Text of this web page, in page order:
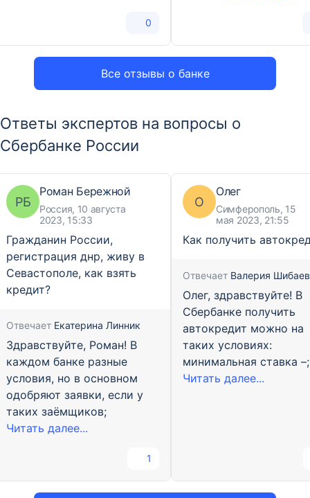
Все отзывы о банке
0
Ответы экспертов на вопросы о
Сбербанке России
РБ
Роман Бережной
Россия, 10 августа
2023, 15:33
Гражданин России,
регистрация днр, живу в
Севастополе, как взять
кредит?
Отвечает Екатерина Линник
Здравствуйте, Роман! В
каждом банке разные
условия, но в основном
одобряют заявки, если у
таких заёмщиков;
Читать далее...
1
О
Олег
Симферополь, 15
мая 2023, 21:55
Как получить
Отвечает Валерия
Олег, здравствуйте! В
Сбербанке получить
автокредит можно на
таких условиях:
минимальная ставка –;
Читать далее...